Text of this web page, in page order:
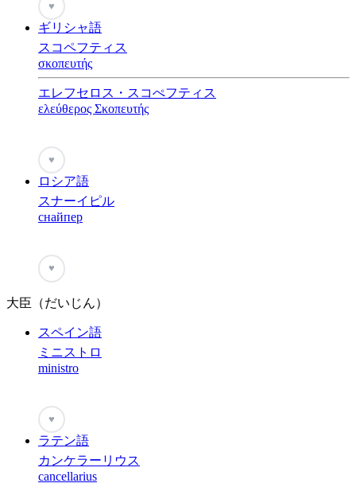
♥
ギリシャ語
スコペフティス
σκοπευτής
エレフセロス・スコぺフティス
ελεύθερος Σκοπευτής
♥
ロシア語
スナーイピル
снайпер
♥
大臣（だいじん）
スペイン語
ミニストロ
ministro
♥
ラテン語
カンケラーリウス
cancellarius